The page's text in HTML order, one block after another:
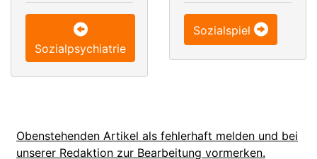
Sozialpsychiatrie
Sozialspiel
Obenstehenden Artikel als fehlerhaft melden und bei
unserer Redaktion zur Bearbeitung vormerken.